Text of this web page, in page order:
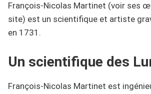
François-Nicolas Martinet (voir ses
site) est un scientifique et artiste
en 1731.
Un scientifique des
François-Nicolas Martinet est